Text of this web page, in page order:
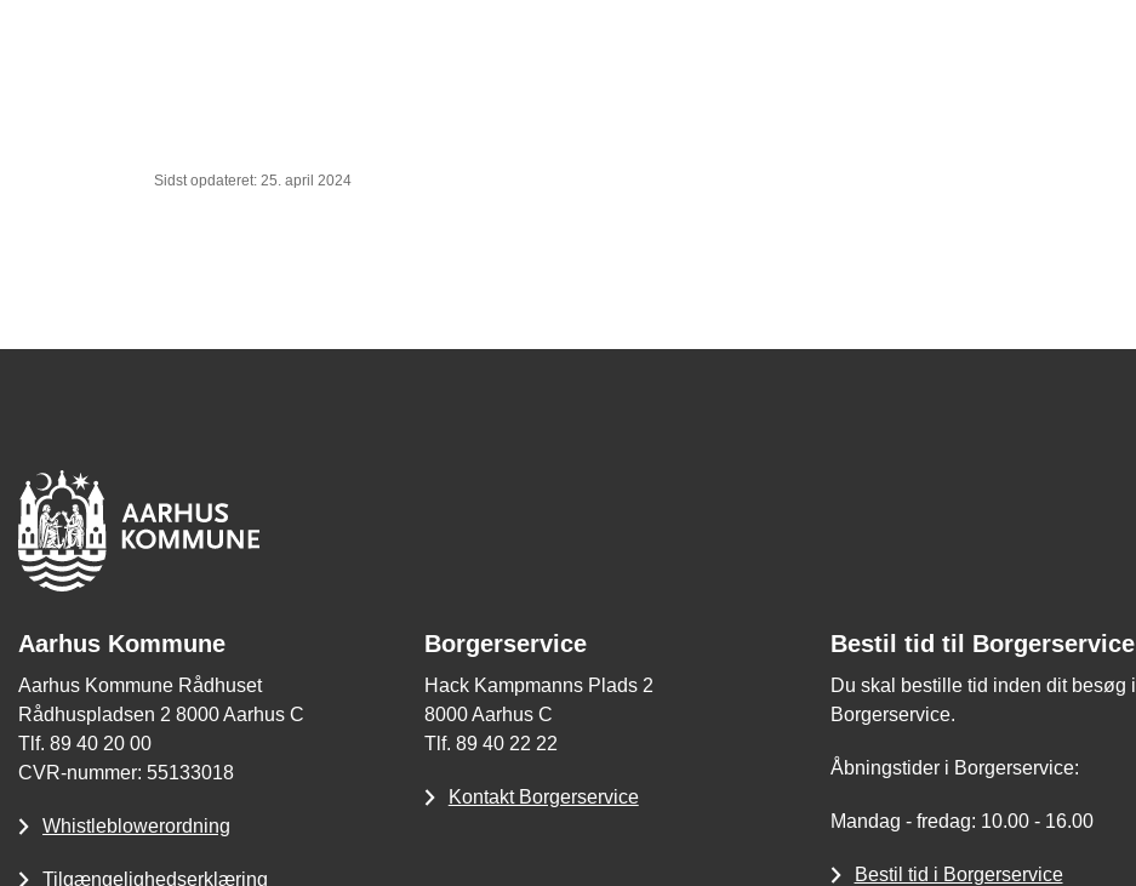
Sidst opdateret: 25. april 2024
Aarhus Kommune
Aarhus Kommune Rådhuset
Rådhuspladsen 2 8000 Aarhus C
Tlf. 89 40 20 00
CVR-nummer: 55133018
Whistleblowerordning
Tilgængelighedserklæring
Borgerservice
Hack Kampmanns Plads 2
8000 Aarhus C
Tlf. 89 40 22 22
Kontakt Borgerservice
Bestil tid til Borgerservice
Du skal bestille tid inden dit besøg i
Borgerservice.
Åbningstider i Borgerservice:
Mandag - fredag: 10.00 - 16.00
Bestil tid i Borgerservice